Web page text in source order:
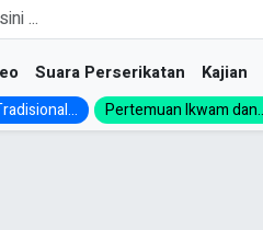
Suara Perserikatan Kajian
Pertemuan Ikwam